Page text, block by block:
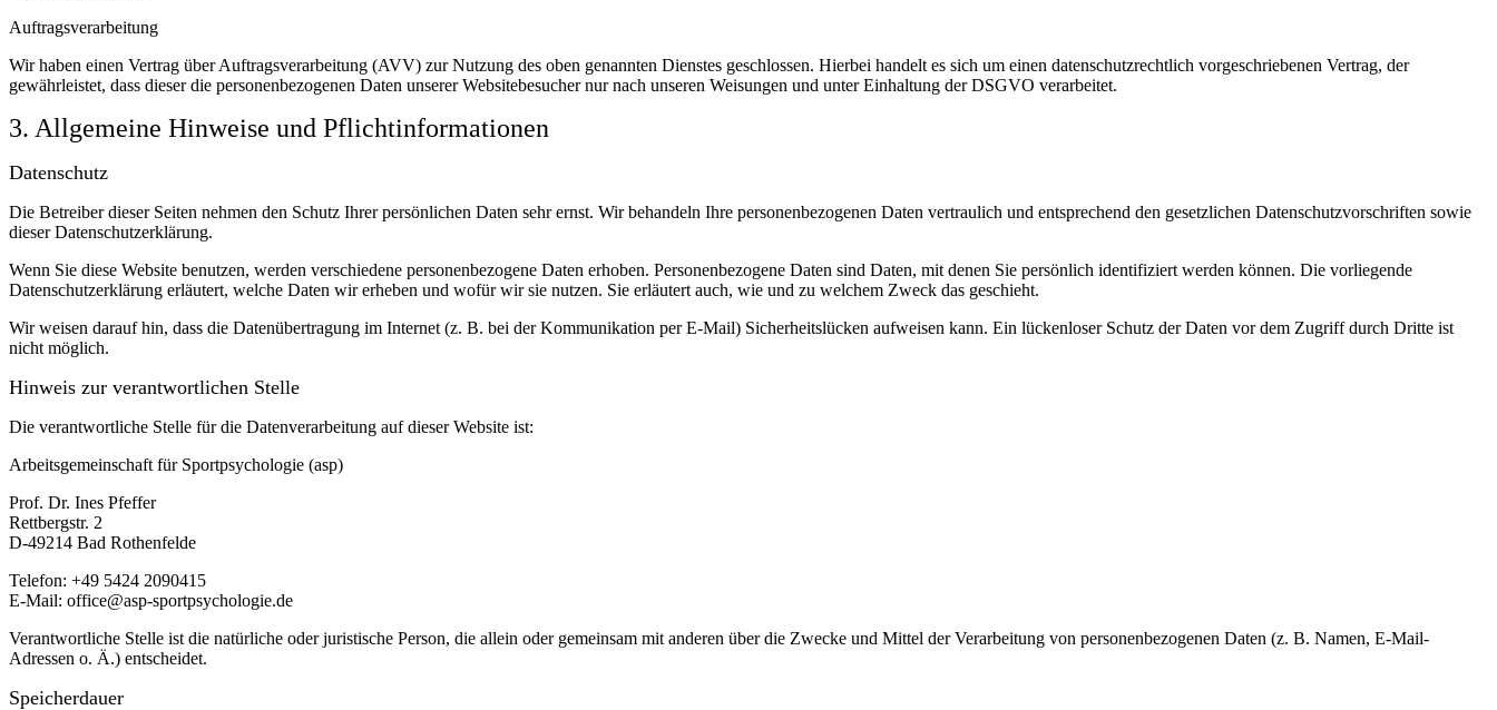
Auftragsverarbeitung
Wir haben einen Vertrag über Auftragsverarbeitung (AVV) zur Nutzung des oben genannten Dienstes geschlossen. Hierbei handelt es sich um einen datenschutzrechtlich vorgeschriebenen Vertrag, der
gewährleistet, dass dieser die personenbezogenen Daten unserer Websitebesucher nur nach unseren Weisungen und unter Einhaltung der DSGVO verarbeitet.
3. Allgemeine Hinweise und Pflicht­informationen
Datenschutz
Die Betreiber dieser Seiten nehmen den Schutz Ihrer persönlichen Daten sehr ernst. Wir behandeln Ihre personenbezogenen Daten vertraulich und entsprechend den gesetzlichen Datenschutzvorschriften sowie
dieser Datenschutzerklärung.
Wenn Sie diese Website benutzen, werden verschiedene personenbezogene Daten erhoben. Personenbezogene Daten sind Daten, mit denen Sie persönlich identifiziert werden können. Die vorliegende
Datenschutzerklärung erläutert, welche Daten wir erheben und wofür wir sie nutzen. Sie erläutert auch, wie und zu welchem Zweck das geschieht.
Wir weisen darauf hin, dass die Datenübertragung im Internet (z. B. bei der Kommunikation per E-Mail) Sicherheitslücken aufweisen kann. Ein lückenloser Schutz der Daten vor dem Zugriff durch Dritte ist
nicht möglich.
Hinweis zur verantwortlichen Stelle
Die verantwortliche Stelle für die Datenverarbeitung auf dieser Website ist:
Arbeitsgemeinschaft für Sportpsychologie (asp)
Prof. Dr. Ines Pfeffer
Rettbergstr. 2
D-49214 Bad Rothenfelde
Telefon: +49 5424 2090415
E-Mail: office@asp-sportpsychologie.de
Verantwortliche Stelle ist die natürliche oder juristische Person, die allein oder gemeinsam mit anderen über die Zwecke und Mittel der Verarbeitung von personenbezogenen Daten (z. B. Namen, E-Mail-
Adressen o. Ä.) entscheidet.
Speicherdauer